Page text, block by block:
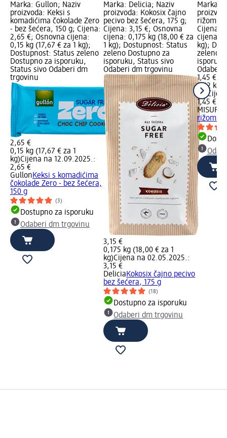
Marka: Gullon; Naziv
proizvoda: Keksi s
komadićima čokolade Zero
- bez šećera, 150 g; Cijena:
2,65 €; Osnovna cijena:
0,15 kg (17,67 € za 1 kg);
Dostupnost: Status zeleno
Dostupno za isporuku,
Status sivo Odaberi dm
trgovinu
2,65 €
0,15 kg (17,67 € za 1
kg)Cijena na 12.09.2025.:
2,65 €
GullonKeksi s komadićima
čokolade Zero - bez šećera,
150 g
(3)
Dostupno za isporuku
Odaberi dm trgovinu
Marka: Delicia; Naziv
proizvoda: Kokosix čajno
pecivo bez šećera, 175 g;
Cijena: 3,15 €; Osnovna
cijena: 0,175 kg (18,00 € za
1 kg); Dostupnost: Status
zeleno Dostupno za
isporuku, Status sivo
Odaberi dm trgovinu
3,15 €
0,175 kg (18,00 € za 1
kg)Cijena na 02.05.2025.:
3,15 €
DeliciaKokosix čajno pecivo
bez šećera, 175 g
(18)
Dostupno za isporuku
Odaberi dm trgovinu
Marka:
rižom i
Cijena:
cijena:
kg);
zeleno
Odaberi
1,45 €
0,12 kg
kg)
1,45 €
MISURA
rižom i